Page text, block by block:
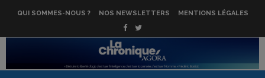
QUI SOMMES-NOUS ? NOS NEWSLETTERS MENTIONS LÉGALES